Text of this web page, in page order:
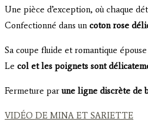
Une pièce d’exception, où chaque
Confectionné dans un coton rose
Sa coupe fluide et romantique
Le col et les poignets sont
Fermeture parune ligne discrète de
VIDÉO DE MINA ET SARIETTE